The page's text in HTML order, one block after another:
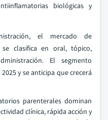
biológicas y
el mercado de
se clasifica en oral, tópico,
El segmento
y se anticipa que crecerá
parenterales dominan
clínica, rápida acción y